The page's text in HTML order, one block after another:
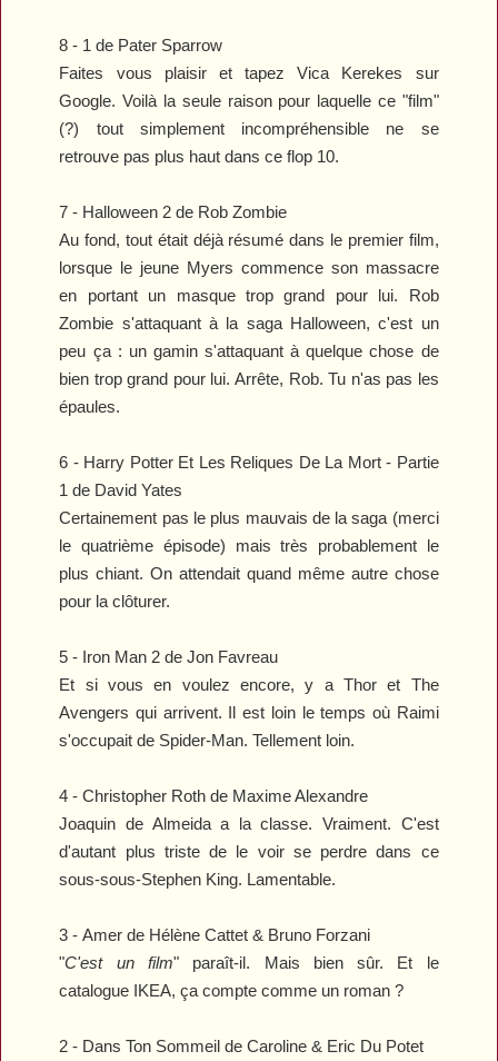
8 - 1de Pater Sparrow
Faites vous plaisir et tapez Vica Kerekes sur
Google. Voilà la seule raison pour laquelle ce "film"
(?) tout simplement incompréhensible ne se
retrouve pas plus haut dans ce flop 10.
7 - Halloween 2de Rob Zombie
Au fond, tout était déjà résumé dans le premier film,
lorsque le jeune Myers commence son massacre
en portant un masque trop grand pour lui. Rob
Zombie s'attaquant à la saga Halloween, c'est un
peu ça : un gamin s'attaquant à quelque chose de
bien trop grand pour lui. Arrête, Rob. Tu n'as pas les
épaules.
6 - Harry Potter Et Les Reliques De La Mort - Partie
1de David Yates
Certainement pas le plus mauvais de la saga (merci
le quatrième épisode) mais très probablement le
plus chiant. On attendait quand même autre chose
pour la clôturer.
5 - Iron Man 2de Jon Favreau
Et si vous en voulez encore, y a Thoret The
Avengers qui arrivent. Il est loin le temps où Raimi
s'occupait de Spider-Man. Tellement loin.
4 -Christopher Rothde Maxime Alexandre
Joaquin de Almeida a la classe. Vraiment. C'est
d'autant plus triste de le voir se perdre dans ce
sous-sous-Stephen King. Lamentable.
3 -Amerde Hélène Cattet & Bruno Forzani
"C'est un film" paraît-il. Mais bien sûr. Et le
catalogue IKEA, ça compte comme un roman ?
2 - Dans Ton Sommeilde Caroline & Eric Du Potet